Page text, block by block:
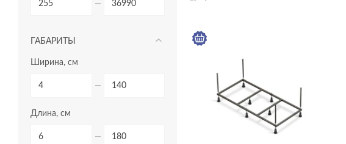
решения)
модули для тумбы
—
ГАБАРИТЫ
Ширина, см
—
Длина, см
—